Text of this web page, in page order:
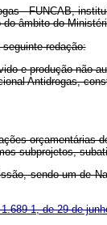
âmbito do
redação:
e produção não
Antidrogas,
orçamentárias
subprojetos,
um de
1, de 29 de